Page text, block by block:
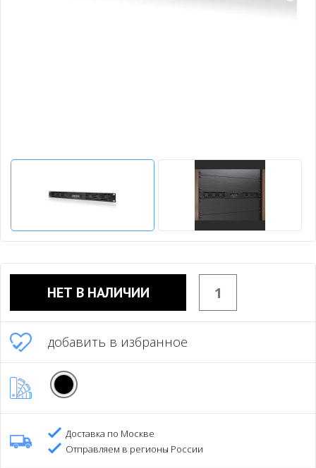
НЕТ В НАЛИЧИИ
добавить в избранное
Доставка по Москве
Отправляем в регионы России